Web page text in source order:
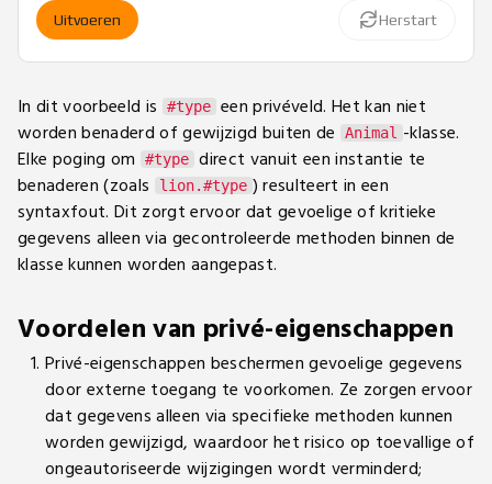
17
18
19
21
22
const lion
console.log(lion.getInfo()); // Output: Lion is a
// Attempt to access private field directly (this
console.log( lion.#type) ; // Uncaught
Uitvoeren Herstart
In dit voorbeeld is #type een privéveld. Het kan niet
worden benaderd of gewijzigd buiten de
Animal -klasse.
Elke poging om
#type direct vanuit een instantie te
benaderen (zoals
lion.#type ) resulteert in een
syntaxfout. Dit zorgt ervoor dat gevoelige of kritieke
gegevens alleen via gecontroleerde methoden binnen de
klasse kunnen worden aangepast.
Voordelen van privé-eigenschappen
Privé-eigenschappen beschermen gevoelige gegevens
door externe toegang te voorkomen. Ze zorgen ervoor
dat gegevens alleen via specifieke methoden kunnen
worden gewijzigd, waardoor het risico op toevallige of
ongeautoriseerde wijzigingen wordt verminderd;